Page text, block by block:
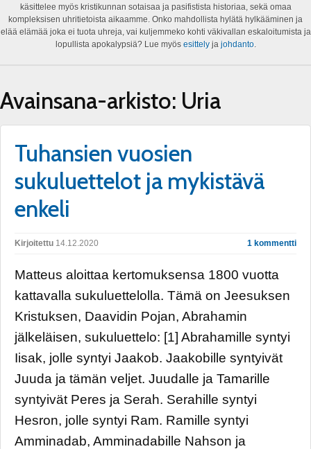
käsittelee myös kristikunnan sotaisaa ja pasifistista historiaa, sekä omaa
kompleksisen uhritietoista aikaamme. Onko mahdollista hylätä hylkääminen ja
elää elämää joka ei tuota uhreja, vai kuljemmeko kohti väkivallan eskaloitumista ja
lopullista apokalypsiä? Lue myös esittelyja johdanto.
Avainsana-arkisto: Uria
Tuhansien vuosien
sukuluettelot ja mykistävä
enkeli
Kirjoitettu 14.12.2020 1 kommentti
Matteus aloittaa kertomuksensa 1800 vuotta
kattavalla sukuluettelolla. Tämä on Jeesuksen
Kristuksen, Daavidin Pojan, Abrahamin
jälkeläisen, sukuluettelo: [1] Abrahamille syntyi
Iisak, jolle syntyi Jaakob. Jaakobille syntyivät
Juuda ja tämän veljet. Juudalle ja Tamarille
syntyivät Peres ja Serah. Serahille syntyi
Hesron, jolle syntyi Ram. Ramille syntyi
Amminadab, Amminadabille Nahson ja